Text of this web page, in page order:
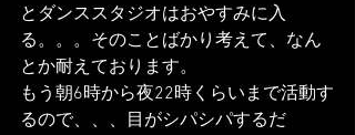
とダンススタジオはおやすみに入
る。。。そのことばかり考えて、なん
とか耐えております。
もう朝6時から夜22時くらいまで活動す
るので、、、目がシパシパするだ